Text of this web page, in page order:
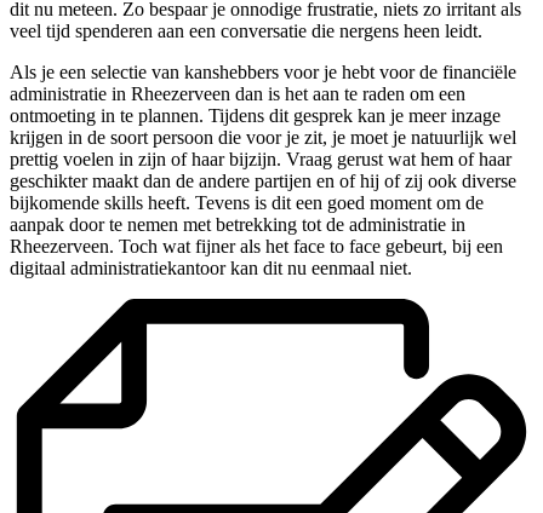
dit nu meteen. Zo bespaar je onnodige frustratie, niets zo irritant als
veel tijd spenderen aan een conversatie die nergens heen leidt.
Als je een selectie van kanshebbers voor je hebt voor de financiële
administratie in Rheezerveen dan is het aan te raden om een
ontmoeting in te plannen. Tijdens dit gesprek kan je meer inzage
krijgen in de soort persoon die voor je zit, je moet je natuurlijk wel
prettig voelen in zijn of haar bijzijn. Vraag gerust wat hem of haar
geschikter maakt dan de andere partijen en of hij of zij ook diverse
bijkomende skills heeft. Tevens is dit een goed moment om de
aanpak door te nemen met betrekking tot de administratie in
Rheezerveen. Toch wat fijner als het face to face gebeurt, bij een
digitaal administratiekantoor kan dit nu eenmaal niet.